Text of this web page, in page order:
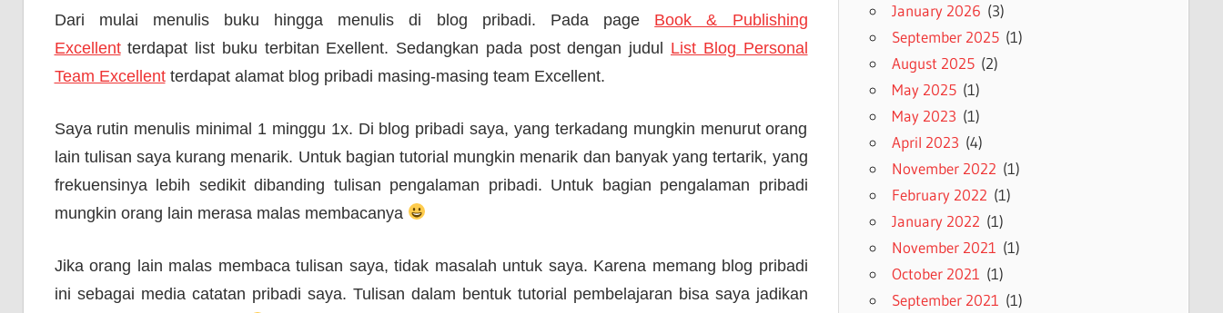
Dari mulai menulis buku hingga menulis di blog pribadi. Pada page Book & Publishing
Excellentterdapat list buku terbitan Exellent. Sedangkan pada post dengan judul List Blog Personal
Team Excellentterdapat alamat blog pribadi masing-masing team Excellent.
Saya rutin menulis minimal 1 minggu 1x. Di blog pribadi saya, yang terkadang mungkin menurut orang
lain tulisan saya kurang menarik. Untuk bagian tutorial mungkin menarik dan banyak yang tertarik, yang
frekuensinya lebih sedikit dibanding tulisan pengalaman pribadi. Untuk bagian pengalaman pribadi
mungkin orang lain merasa malas membacanya
Jika orang lain malas membaca tulisan saya, tidak masalah untuk saya. Karena memang blog pribadi
ini sebagai media catatan pribadi saya. Tulisan dalam bentuk tutorial pembelajaran bisa saya jadikan
January 2026 (3)
September 2025(1)
August 2025(2)
May 2025(1)
May 2023 (1)
April 2023 (4)
November 2022 (1)
February 2022 (1)
January 2022 (1)
November 2021 (1)
October 2021 (1)
September 2021 (1)